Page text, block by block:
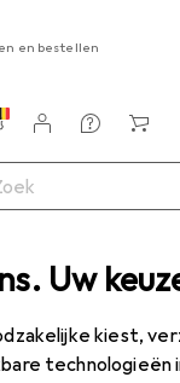
Uw
kiest,
en bestellen
White Label Living